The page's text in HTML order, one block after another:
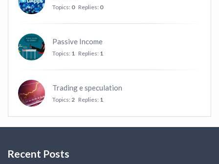
Topics: 0 Replies: 0
Passive Income
Topics: 1 Replies: 1
Trading e speculation
Topics: 2 Replies: 1
Recent Posts